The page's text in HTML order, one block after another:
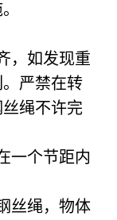
，如发现重
严禁在转
绳不许完
一个节距内
丝绳，物体